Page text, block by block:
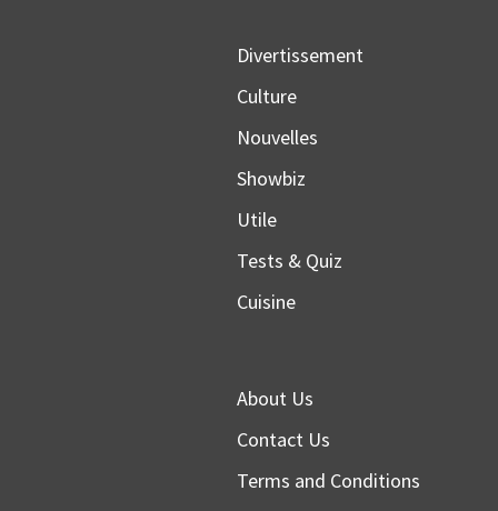
Divertissement
Culture
Nouvelles
Showbiz
Utile
Tests & Quiz
Cuisine
About Us
Contact Us
Terms and Conditions